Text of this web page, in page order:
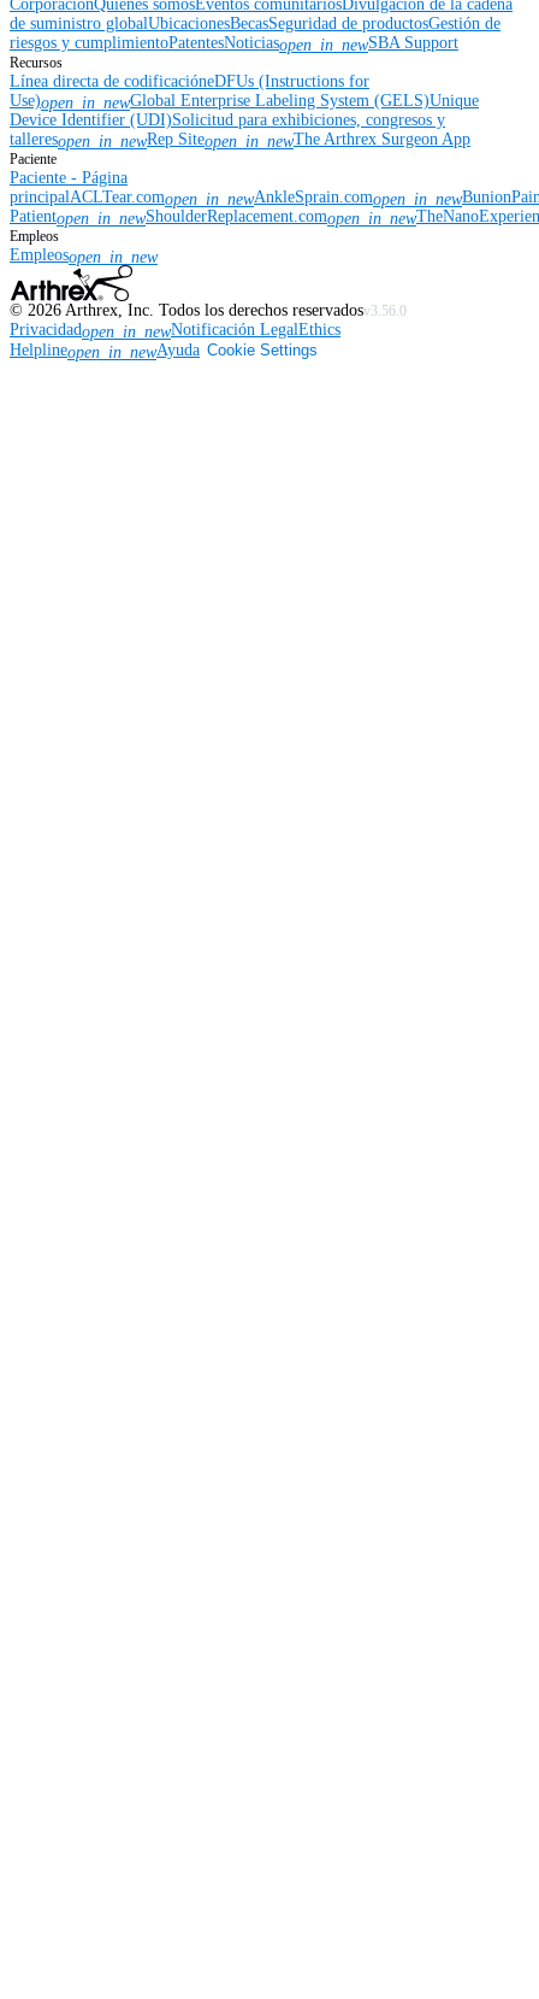
CorporaciónQuiénes somosEventos comunitariosDivulgación de la cadena
de suministro globalUbicacionesBecasSeguridad de productosGestión de
riesgos y cumplimientoPatentesNoticiasopen_in_newSBA Support
Recursos
Línea directa de codificacióneDFUs (Instructions for
Use)open_in_newGlobal Enterprise Labeling System (GELS)Unique
Device Identifier (UDI)Solicitud para exhibiciones, congresos y
talleresopen_in_newRep Siteopen_in_newThe Arthrex Surgeon App
Paciente
Paciente - Página
principalACLTear.comopen_in_newAnkleSprain.comopen_in_new
Patientopen_in_newShoulderReplacement.comopen_in_new
Empleos
Empleosopen_in_new
© 2026 Arthrex, Inc. Todos los derechos reservadosv3.56.0
Privacidadopen_in_newNotificación LegalEthics
Helplineopen_in_newAyuda Cookie Settings